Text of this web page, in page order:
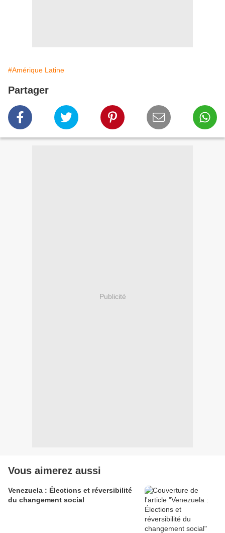
#Amérique Latine
Partager
Publicité
Vous aimerez aussi
Venezuela : Élections et réversibilité
du changement social